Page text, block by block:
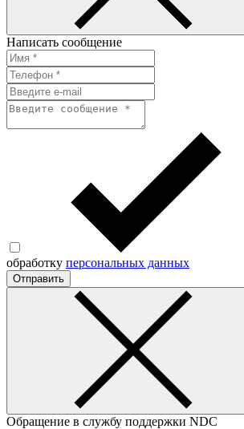
Написать сообщение
обработку персональных данных
Отправить
Обращение в службу поддержки NDC